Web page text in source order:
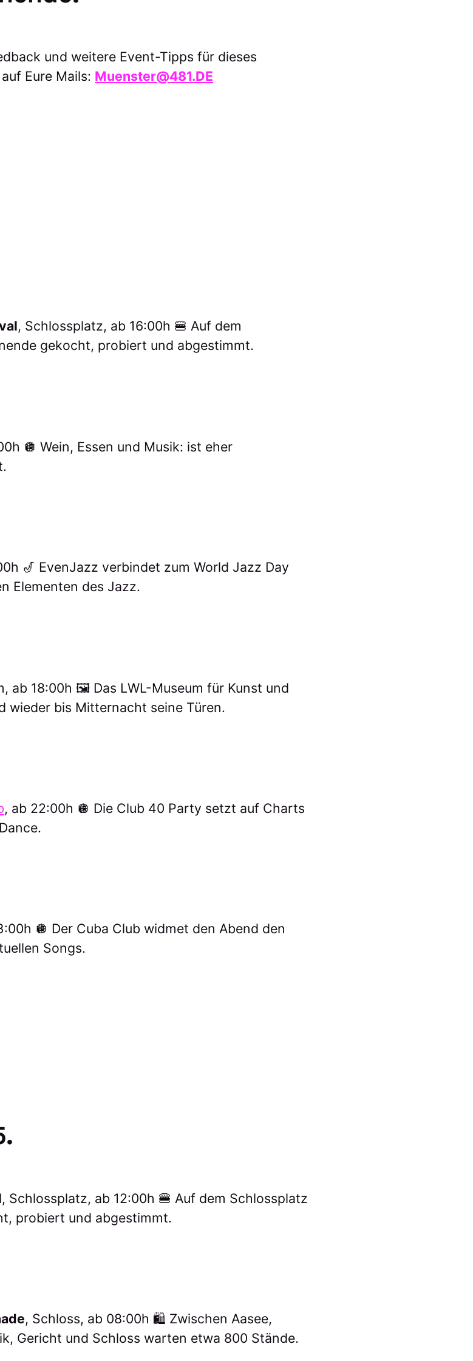
und weitere Event-Tipps für dieses
Eure Mails: Muenster@481.DE
, Schlossplatz, ab 16:00h 🍔 Auf dem
gekocht, probiert und abgestimmt.
🪩 Wein, Essen und Musik: ist eher
🎷 EvenJazz verbindet zum World Jazz Day
Elementen des Jazz.
ab 18:00h 🖼️ Das LWL-Museum für Kunst und
wieder bis Mitternacht seine Türen.
, ab 22:00h 🪩 Die Club 40 Party setzt auf Charts
🪩 Der Cuba Club widmet den Abend den
Songs.
, Schlossplatz, ab 12:00h 🍔 Auf dem Schlossplatz
probiert und abgestimmt.
, Schloss, ab 08:00h 🛍️ Zwischen Aasee,
Gericht und Schloss warten etwa 800 Stände.